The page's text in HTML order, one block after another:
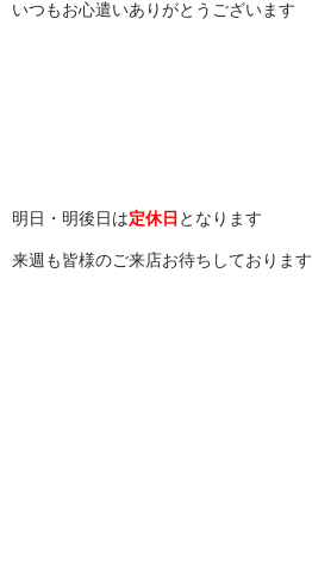
いつもお心遣いありがとうございます
明日・明後日は定休日 となります
来週も皆様のご来店お待ちしております